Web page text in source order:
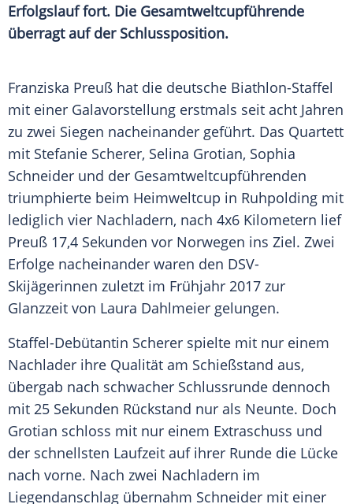
Erfolgslauf fort. Die Gesamtweltcupführende
überragt auf der Schlussposition.
Franziska Preuß hat die deutsche Biathlon-Staffel
mit einer Galavorstellung erstmals seit acht Jahren
zu zwei Siegen nacheinander geführt. Das Quartett
mit Stefanie Scherer, Selina Grotian, Sophia
Schneider und der Gesamtweltcupführenden
triumphierte beim Heimweltcup in Ruhpolding mit
lediglich vier Nachladern, nach 4x6 Kilometern lief
Preuß 17,4 Sekunden vor Norwegen ins Ziel. Zwei
Erfolge nacheinander waren den DSV-
Skijägerinnen zuletzt im Frühjahr 2017 zur
Glanzzeit von Laura Dahlmeier gelungen.
Staffel-Debütantin Scherer spielte mit nur einem
Nachlader ihre Qualität am Schießstand aus,
übergab nach schwacher Schlussrunde dennoch
mit 25 Sekunden Rückstand nur als Neunte. Doch
Grotian schloss mit nur einem Extraschuss und
der schnellsten Laufzeit auf ihrer Runde die Lücke
nach vorne. Nach zwei Nachladern im
Liegendanschlag übernahm Schneider mit einer